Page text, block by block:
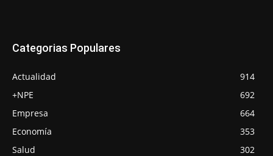
Categorias Populares
Actualidad
914
+NPE
692
Empresa
664
Economía
353
Salud
302